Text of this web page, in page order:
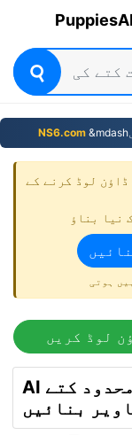
NS6.com
لوڈ کرنے کے
لوڈ کریں
AI کے ساتھ لامحدود کتے